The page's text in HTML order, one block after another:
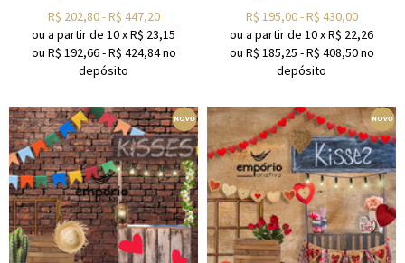
R$ 202,80-R$ 447,20
ou a partir de 10xR$ 23,15
ou R$ 192,66-R$ 424,84no
depósito
R$ 195,00-R$ 430,00
ou a partir de 10xR$ 22,26
ou R$ 185,25 -R$ 408,50no
depósito